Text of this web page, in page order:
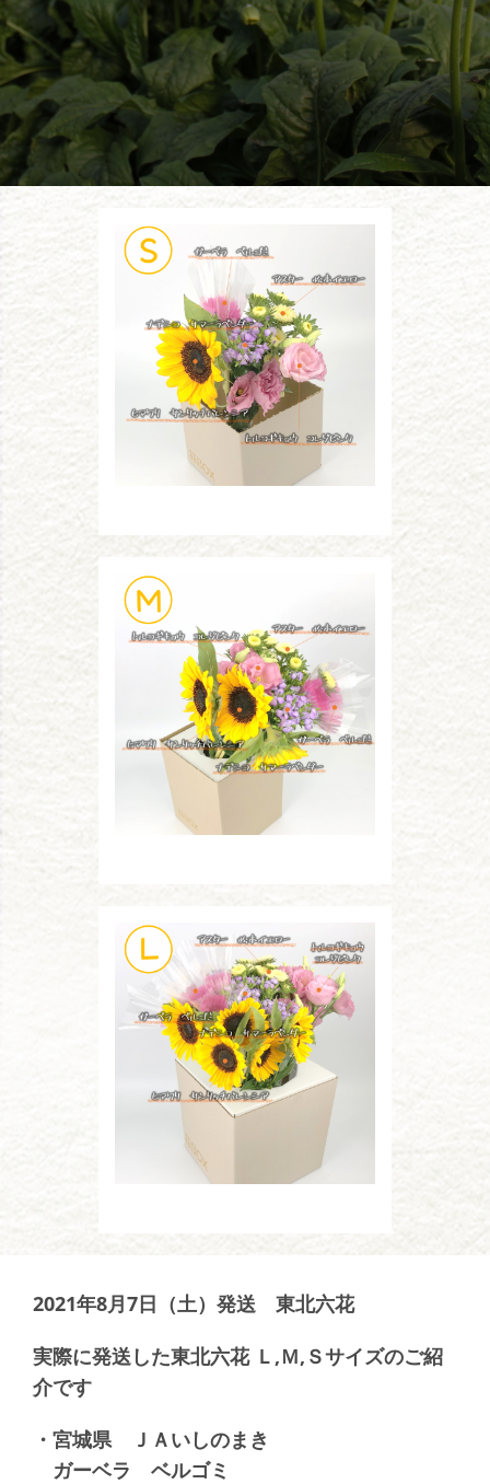
2021年8月7日（土）発送 東北六花
実際に発送した東北六花 Ｌ,Ｍ,Ｓサイズのご紹
介です
・宮城県 ＪＡいしのまき
ガーベラ ベルゴミ